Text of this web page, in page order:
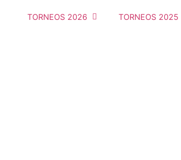
TORNEOS 2026 TORNEOS 2025